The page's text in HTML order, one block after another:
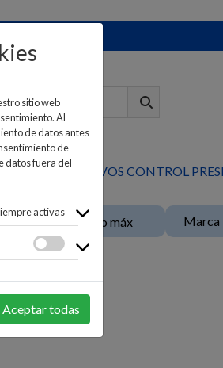
>DISPOSITIVOS CONTROL
Marca
sitio web
Al
de datos antes
de
datos fuera del
activas
Aceptar todas